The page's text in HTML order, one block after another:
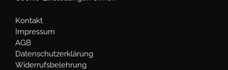
Kontakt
Impressum
AGB
Datenschutzerklärung
Widerrufsbelehrung